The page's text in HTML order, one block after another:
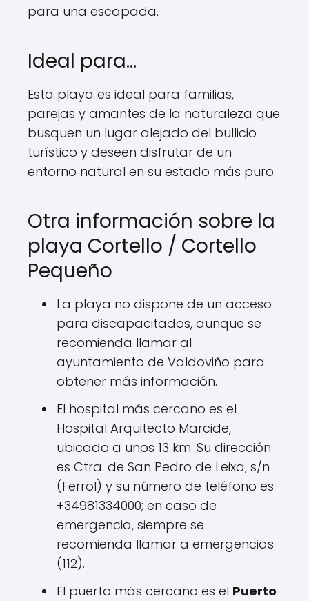
para una escapada.
Ideal para…
Esta playa es ideal para familias,
parejas y amantes de la naturaleza que
busquen un lugar alejado del bullicio
turístico y deseen disfrutar de un
entorno natural en su estado más puro.
Otra información sobre la
playa Cortello / Cortello
Pequeño
La playa no dispone de un acceso
para discapacitados, aunque se
recomienda llamar al
ayuntamiento de Valdoviño para
obtener más información.
El hospital más cercano es el
Hospital Arquitecto Marcide,
ubicado a unos 13 km. Su dirección
es Ctra. de San Pedro de Leixa, s/n
(Ferrol) y su número de teléfono es
+34981334000; en caso de
emergencia, siempre se
recomienda llamar a emergencias
(112).
El puerto más cercano es el Puerto